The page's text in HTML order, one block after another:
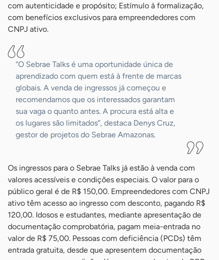
com autenticidade e propósito; Estímulo à formalização,
com benefícios exclusivos para empreendedores com
CNPJ ativo.
“O Sebrae Talks é uma oportunidade única de
aprendizado com quem está à frente de marcas
globais. A venda de ingressos já começou e
recomendamos que os interessados garantam
sua vaga o quanto antes. A procura está alta e
os lugares são limitados”, destaca Denys Cruz,
gestor de projetos do Sebrae Amazonas.
Os ingressos para o Sebrae Talks já estão à venda com
valores acessíveis e condições especiais. O valor para o
público geral é de R$ 150,00. Empreendedores com CNPJ
ativo têm acesso ao ingresso com desconto, pagando R$
120,00. Idosos e estudantes, mediante apresentação de
documentação comprobatória, pagam meia-entrada no
valor de R$ 75,00. Pessoas com deficiência (PCDs) têm
entrada gratuita, desde que apresentem documentação